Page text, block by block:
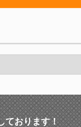
ております！